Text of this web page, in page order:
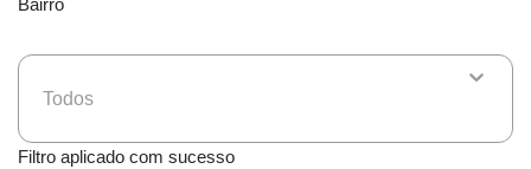
Bairro
Todos
Filtro aplicado com sucesso